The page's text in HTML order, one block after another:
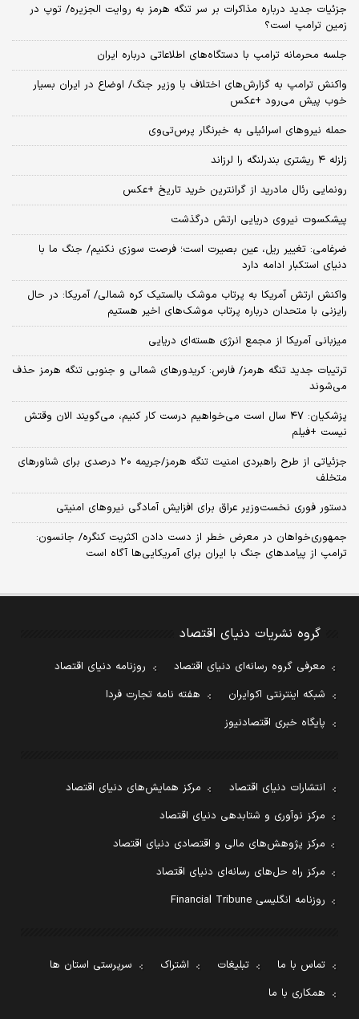
جزئیات جدید درباره مذاکرات بر سر تنگه هرمز به روایت الجزیره/ توپ در
زمین ترامپ است؟
جلسه محرمانه ترامپ با دستگاه‌های اطلاعاتی درباره ایران
واکنش ترامپ به گزارش‌های اختلاف با وزیر جنگ/ اوضاع در ایران بسیار
خوب پیش می‌رود +عکس
حمله نیروهای اسرائیلی به خبرنگار پرس‌تی‌وی
زلزله ۴ ریشتری بندرلنگه را لرزاند
رونمایی رئال مادرید از گرانترین خرید تاریخ +عکس
پیشکسوت نیروی دریایی ارتش درگذشت
ضرغامی: تغییر ریل، عین بصیرت است؛ فرصت سوزی نکنیم/ جنگ ما با
دنیای استکبار ادامه دارد
واکنش ارتش آمریکا به پرتاب موشک بالستیک کره شمالی/ آمریکا: در حال
رایزنی با متحدان درباره پرتاب موشک‌های اخیر هستیم
میزبانی آمریکا از مجمع انرژی هسته‌ای دریایی
ترتیبات جدید تنگه هرمز/ فارس: کریدورهای شمالی و جنوبی تنگه هرمز حذف
می‌شوند
پزشکیان: ۴۷ سال است می‌خواهیم درست کار کنیم، می‌گویند الان وقتش
نیست +فیلم
جزئیاتی از طرح راهبردی امنیت تنگه هرمز/جریمه ۲۰ درصدی برای شناورهای
متخلف
دستور فوری نخست‌وزیر عراق برای افزایش آمادگی نیروهای امنیتی
جمهوری‌خواهان در معرض خطر از دست دادن اکثریت کنگره/ جانسون:
ترامپ از پیامدهای جنگ با ایران برای آمریکایی‌ها آگاه است
گروه نشریات دنیای اقتصاد
معرفی گروه رسانه‌ای دنیای اقتصاد
روزنامه دنیای اقتصاد
شبکه اینترنتی اکوایران
هفته نامه تجارت فردا
پایگاه خبری اقتصادنیوز
انتشارات دنیای اقتصاد
مرکز همایش‌های دنیای اقتصاد
مرکز نوآوری و شتابدهی دنیای اقتصاد
مرکز پژوهش‌های مالی و اقتصادی دنیای اقتصاد
مرکز راه حل‌های رسانه‌ای دنیای اقتصاد
روزنامه انگلیسی Financial Tribune
تماس با ما تبلیغات اشتراک
سرپرستی استان ها
همکاری با ما